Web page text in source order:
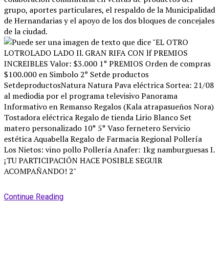
grupo, aportes particulares, el respaldo de la Municipalidad
de Hernandarias y el apoyo de los dos bloques de concejales
de la ciudad.
Continue Reading